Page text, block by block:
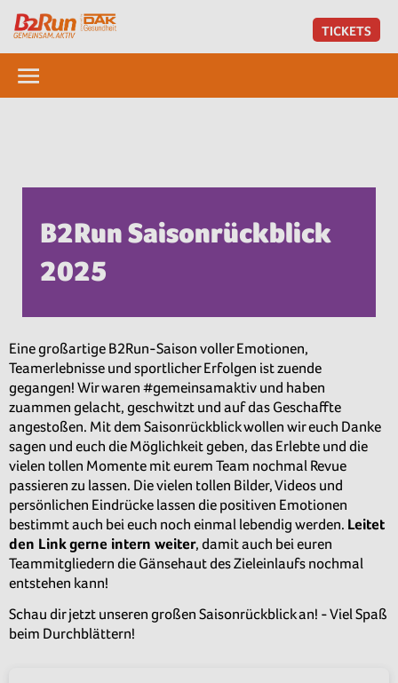
TICKETS
B2Run Saisonrückblick
2025
Eine großartige B2Run-Saison voller Emotionen,
Teamerlebnisse und sportlicher Erfolgen ist zuende
gegangen! Wir waren #gemeinsamaktiv und haben
zuammen gelacht, geschwitzt und auf das Geschaffte
angestoßen. Mit dem Saisonrückblick wollen wir euch Danke
sagen und euch die Möglichkeit geben, das Erlebte und die
vielen tollen Momente mit eurem Team nochmal Revue
passieren zu lassen. Die vielen tollen Bilder, Videos und
persönlichen Eindrücke lassen die positiven Emotionen
bestimmt auch bei euch noch einmal lebendig werden. Leitet
den Link gerne intern weiter, damit auch bei euren
Teammitgliedern die Gänsehaut des Zieleinlaufs nochmal
entstehen kann!
Schau dir jetzt unseren großen Saisonrückblick an! - Viel Spaß
beim Durchblättern!